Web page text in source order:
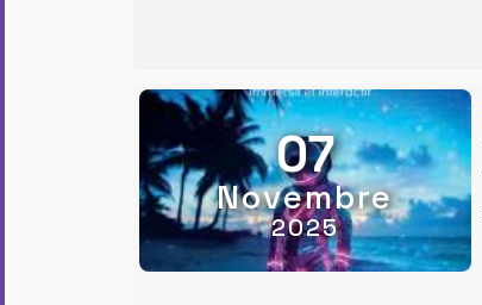
07
Novembre
2025